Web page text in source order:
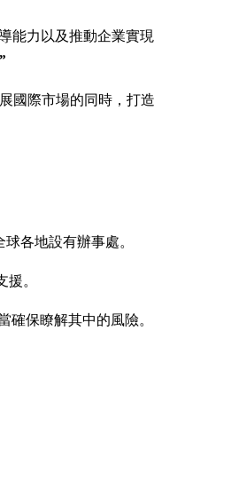
能力以及推動企業實現
國際市場的同時，打造
各地設有辦事處。
。
保瞭解其中的風險。